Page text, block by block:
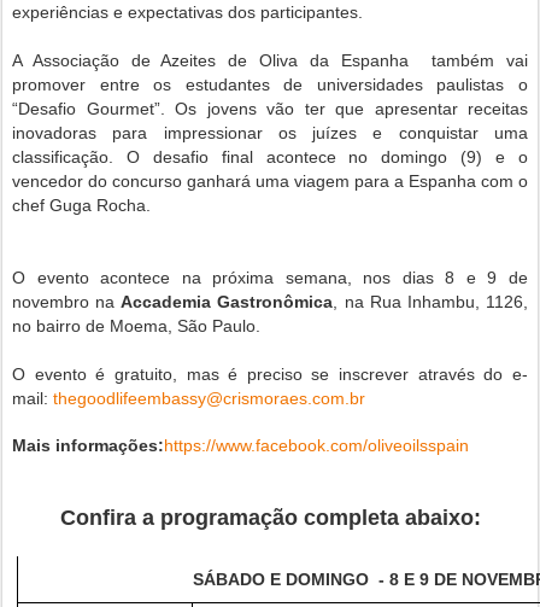
experiências e expectativas dos participantes.
A Associação de Azeites de Oliva da Espanha
também vai
promover entre os estudantes de universidades paulistas o
“Desafio Gourmet”. Os jovens vão ter que apresentar receitas
inovadoras para impressionar os juízes e conquistar uma
classificação. O desafio final acontece no domingo (9) e o
vencedor do concurso ganhará uma viagem para a Espanha com o
chef Guga Rocha.
O evento acontece na próxima semana, nos dias 8 e 9 de
novembro naAccademia Gastronômica , na Rua Inhambu, 1126,
no bairro de Moema, São Paulo.
O evento é gratuito, mas é preciso se inscrever através do e-
mail: thegoodlifeembassy@crismoraes.com.br
Mais informações:https://www.facebook.com/oliveoilsspain
Confira a programação completa abaixo:
SÁBADO E DOMINGO - 8 E 9 DE